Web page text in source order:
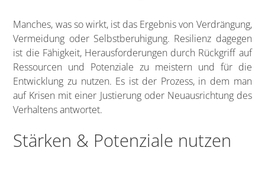
Manches, was so wirkt, ist das Ergebnis von Verdrängung,
Vermeidung oder Selbstberuhigung. Resilienz dagegen
ist die Fähigkeit, Herausforderungen durch Rückgriff auf
Ressourcen und Potenziale zu meistern und für die
Entwicklung zu nutzen. Es ist der Prozess, in dem man
auf Krisen mit einer Justierung oder Neuausrichtung des
Verhaltens antwortet.
Stärken & Potenziale nutzen